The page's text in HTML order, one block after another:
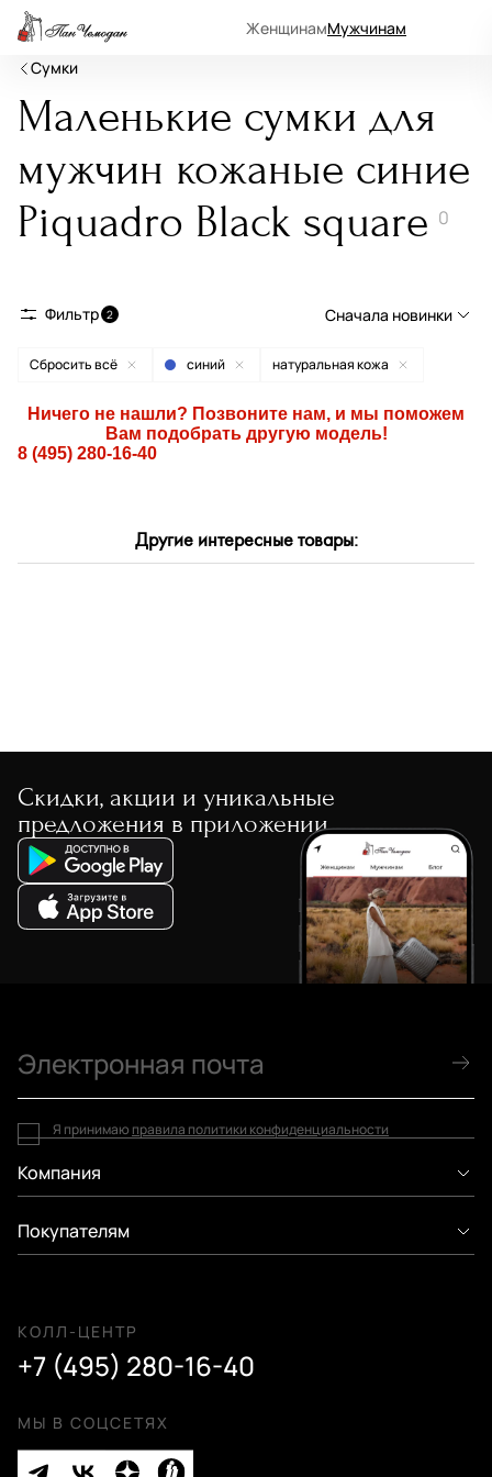
ЖенщинамМужчинам
Сумки
Маленькие сумки для
мужчин кожаные синие
Piquadro Black square 0
Фильтр 2 Сначала новинки
Сначала новинки
Сначала популярные
По возрастанию цены
По скорости доставки
Сбросить всё синий натуральная кожа
Ничего не нашли? Позвоните нам, и мы поможем
Вам подобрать другую модель!
8 (495) 280-16-40
Другие интересные товары:
Скидки, акции и уникальные
предложения в приложении
Компания
Покупателям
КОЛЛ-ЦЕНТР
+7 (495) 280-16-40
МЫ В СОЦСЕТЯХ
Я принимаю правила политики конфиденциальности